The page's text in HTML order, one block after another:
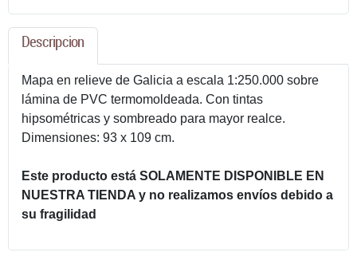
Descripcion
Mapa en relieve de Galicia a escala 1:250.000 sobre
lámina de PVC termomoldeada. Con tintas
hipsométricas y sombreado para mayor realce.
Dimensiones: 93 x 109 cm.
Este producto está SOLAMENTE DISPONIBLE EN
NUESTRA TIENDA y no realizamos envíos debido a
su fragilidad